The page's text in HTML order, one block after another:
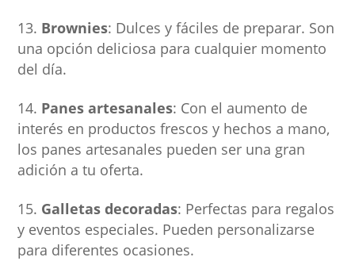
Brownies: Dulces y fáciles de preparar. Son
una opción deliciosa para cualquier momento
del día.
Panes artesanales: Con el aumento de
interés en productos frescos y hechos a mano,
los panes artesanales pueden ser una gran
adición a tu oferta.
Galletas decoradas: Perfectas para regalos
y eventos especiales. Pueden personalizarse
para diferentes ocasiones.